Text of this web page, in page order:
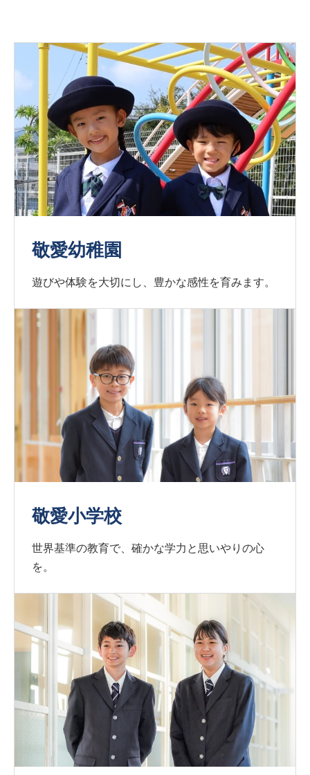
敬愛幼稚園
遊びや体験を大切にし、豊かな感性を育みます。
敬愛小学校
世界基準の教育で、確かな学力と思いやりの心
を。